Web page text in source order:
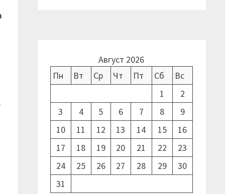
Август 2026
Пн
Вт Ср Чт Пт Сб
Вс
1
2
3
4 5 6 7 8
9
10
11 12 13 14 15
16
17
18 19 20 21 22
23
24
25 26 27 28 29
30
31